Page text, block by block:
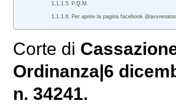
P.Q.M.
Per aprire la pagina facebook
Corte di
Ordinanza|6
n. 34241.